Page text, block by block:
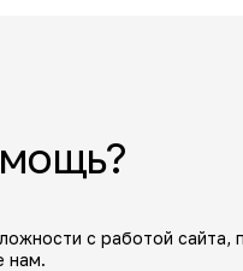
с работой
нам.